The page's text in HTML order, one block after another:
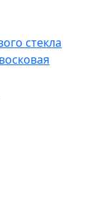
стекла